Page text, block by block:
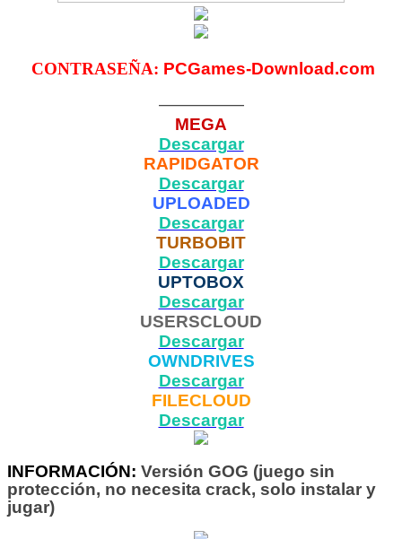
CONTRASEÑA: PCGames-Download.com
—————
MEGA
Descargar
RAPIDGATOR
Descargar
UPLOADED
Descargar
TURBOBIT
Descargar
UPTOBOX
Descargar
USERSCLOUD
Descargar
OWNDRIVES
Descargar
FILECLOUD
Descargar
INFORMACIÓN: Versión GOG (juego sin
protección, no necesita crack, solo instalar y
jugar)